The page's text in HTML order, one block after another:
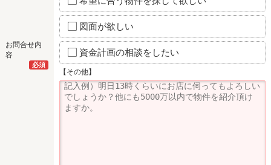
お問合せ内
容
必須
図面が欲しい
資金計画の相談をしたい
【その他】